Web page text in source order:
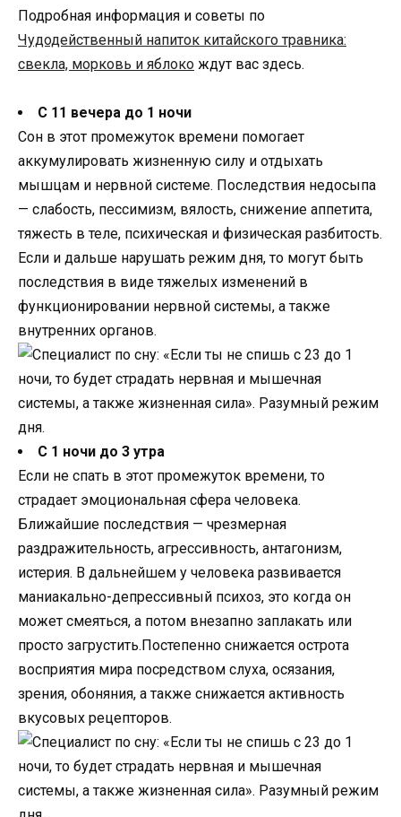
Подробная информация и советы по
Чудодейственный напиток китайского травника:
свекла, морковь и яблоко ждут вас здесь.
С 11 вечера до 1 ночи
Сон в этот промежуток времени помогает
аккумулировать жизненную силу и отдыхать
мышцам и нервной системе. Последствия недосыпа
— слабость, пессимизм, вялость, снижение аппетита,
тяжесть в теле, психическая и физическая разбитость.
Если и дальше нарушать режим дня, то могут быть
последствия в виде тяжелых изменений в
функционировании нервной системы, а также
внутренних органов.
С 1 ночи до 3 утра
Если не спать в этот промежуток времени, то
страдает эмоциональная сфера человека.
Ближайшие последствия — чрезмерная
раздражительность, агрессивность, антагонизм,
истерия. В дальнейшем у человека развивается
маниакально-депрессивный психоз, это когда он
может смеяться, а потом внезапно заплакать или
просто загрустить.Постепенно снижается острота
восприятия мира посредством слуха, осязания,
зрения, обоняния, а также снижается активность
вкусовых рецепторов.